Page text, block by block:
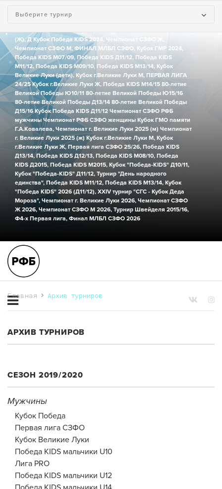
Выберите турнир
(Ж), Д Кубок Победа KIDS 2024, Чемпионат СЗФО Ж,
Чемпионат СЗФО М, ФИНАЛ МЛБЛ СЗФО, Кубок ГМР 2024,
Победа KIDS М07/09, Победа KIDS Д11/12, Победа KIDS
М11/12, Победа KIDS М09/10, Победа KIDS М13/14, Кубок
Великие Луки (дети), Кубок г.Великие Луки М, ПЕРВАЯ ЛИГА
24/25 Кубок г.Великие Луки Ж, Победа KIDS М14/15 80-летие
Великой Победы Ю10/11 80-летие Великой Победы Ю15/16
80-летие Великой Победы Д13/14 80-летие Великой Победы
Д15/16 Кубок Победа KIDS Д11/12 Чемпионат СЗФО РФБ
мужчины Чемпионат РФБ СЗФО женщины Кубок ГМО памяти
Г.А.Ковалева, Чемпионат г. Великие Луки 2025 (м) Чемпионат
г. Великие Луки 2025 (ж) Кубок г.Великие Луки М, Кубок
г.Великие Луки Ж, Первая лига СЗФО 25/26, Победа KIDS
Д13/14, Победа KIDS Д12/13, Победа KIDS М08/10, Победа
KIDS Д2015, Победа KIDS М2015, Кубок "Победа-KIDS" Д10/11,
Кубок "Победа-KIDS" Д11/12, Турнир "День народного
единства", Победа KIDS М11/12, Победа KIDS М13/14, Кубок
"Победа KIDS" 2026 (Д11/12), XXIV турнир "СГС - Кубок Деда
Мороза", Чемпионат г. Великие Луки 2026, Чемпионат СЗФО
Ж 2026, Чемпионат СЗФО М 2026, Турнир Швейделя 2015/16,
Ф4-х Первая лига, Финал МЛБЛ СЗФО 2026
Главная Архив турниров
АРХИВ ТУРНИРОВ
СЕЗОН 2019/2020
Мужчины
Кубок Победа
Первая лига СЗФО
Кубок Великие Луки
Победа KIDS мальчики U10
Лига PRO
Победа KIDS мальчики U12